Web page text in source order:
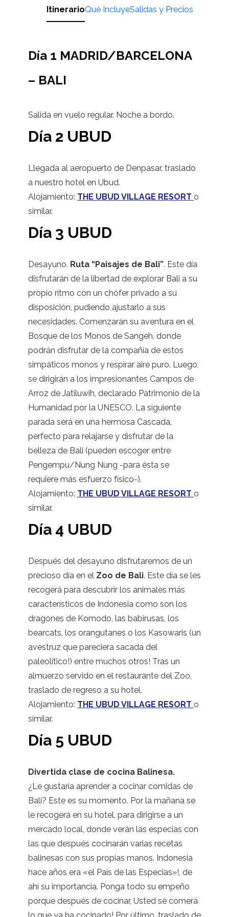
ItinerarioQué IncluyeSalidas y Precios
Día 1 MADRID/BARCELONA
– BALI
Salida en vuelo regular. Noche a bordo.
Día 2 UBUD
Llegada al aeropuerto de Denpasar, traslado
a nuestro hotel en Ubud.
Alojamiento: THE UBUD VILLAGE RESORT o
similar.
Día 3 UBUD
Desayuno. Ruta “Paisajes de Bali”. Este día
disfrutarán de la libertad de explorar Bali a su
propio ritmo con un chófer privado a su
disposición, pudiendo ajustarlo a sus
necesidades. Comenzarán su aventura en el
Bosque de los Monos de Sangeh, donde
podrán disfrutar de la compañía de estos
simpáticos monos y respirar aire puro. Luego,
se dirigirán a los impresionantes Campos de
Arroz de Jatiluwih, declarado Patrimonio de la
Humanidad por la UNESCO. La siguiente
parada será en una hermosa Cascada,
perfecto para relajarse y disfrutar de la
belleza de Bali (pueden escoger entre
Pengempu/Nung Nung -para ésta se
requiere más esfuerzo físico-).
Alojamiento: THE UBUD VILLAGE RESORT o
similar.
Día 4 UBUD
Después del desayuno disfrutaremos de un
precioso día en el Zoo de Bali. Este día se les
recogerá para descubrir los animales más
característicos de Indonesia como son los
dragones de Komodo, las babirusas, los
bearcats, los orangutanes o los Kasowaris (un
avestruz que pareciera sacada del
paleolítico!) entre muchos otros! Tras un
almuerzo servido en el restaurante del Zoo,
traslado de regreso a su hotel.
Alojamiento: THE UBUD VILLAGE RESORT o
similar.
Día 5 UBUD
Divertida clase de cocina Balinesa.
¿Le gustaría aprender a cocinar comidas de
Bali? Este es su momento. Por la mañana se
le recogerá en su hotel, para dirigirse a un
mercado local, donde verán las especias con
las que después cocinarán varias recetas
balinesas con sus propias manos. Indonesia
hace años era «el País de las Especias»!, de
ahí su importancia. Ponga todo su empeño
porque después de cocinar, Usted se comerá